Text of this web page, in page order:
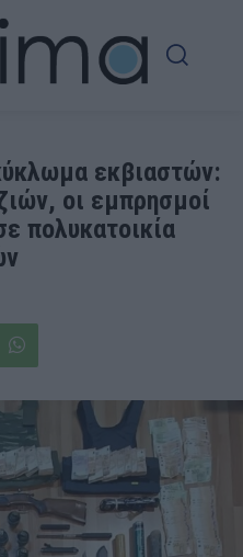
εκβιαστών:
οι εμπρησμοί
πολυκατοικία